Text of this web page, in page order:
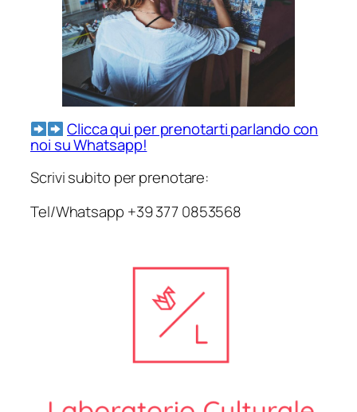
Clicca qui per prenotarti parlando con
noi su Whatsapp!
Scrivi subito per prenotare:
Tel/Whatsapp +39 377 0853568